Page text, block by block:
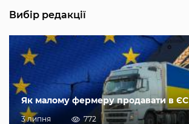
Вибір редакції
Як малому фермеру продавати в ЄС
3 липня 772